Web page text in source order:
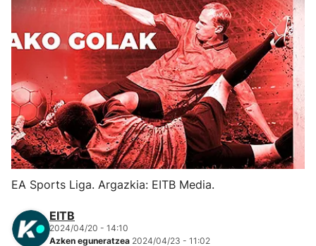
Kirolak 360
Atletismoa
Mendi-lasterketak
Kirol gehiago
EA Sports Liga. Argazkia: EITB Media.
EITB
2024/04/20 - 14:10
Azken eguneratzea 2024/04/23 - 11:02